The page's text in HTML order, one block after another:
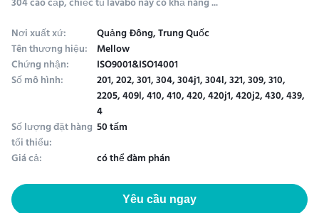
Nơi xuất xứ:
Quảng Đông, Trung Quốc
Tên thương hiệu: Mellow
Chứng nhận: ISO9001&ISO14001
Số mô hình: 201, 202, 301, 304, 304j1, 304l, 321, 309, 310,
2205, 409l, 410, 410, 420, 420j1, 420j2, 430, 439,
4
Số lượng đặt hàng
tối thiểu:
50 tấm
Giá cả:
có thể đàm phán
Yêu cầu ngay